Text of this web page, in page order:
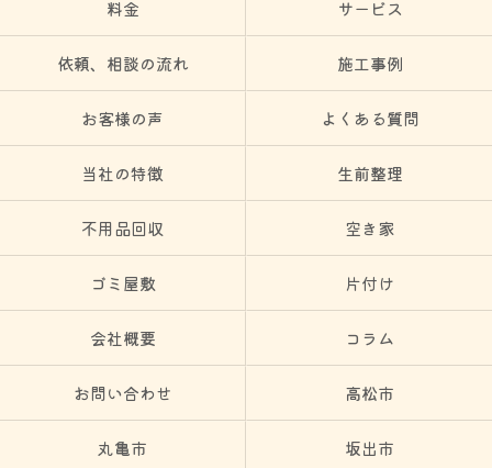
料金 サービス
依頼、相談の流れ 施工事例
お客様の声 よくある質問
当社の特徴 生前整理
不用品回収 空き家
ゴミ屋敷 片付け
会社概要 コラム
お問い合わせ 高松市
丸亀市 坂出市